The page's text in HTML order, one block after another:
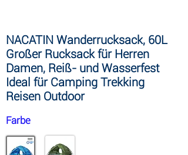
NACATIN Wanderrucksack, 60L
Großer Rucksack für Herren
Damen, Reiß- und Wasserfest
Ideal für Camping Trekking
Reisen Outdoor
Farbe